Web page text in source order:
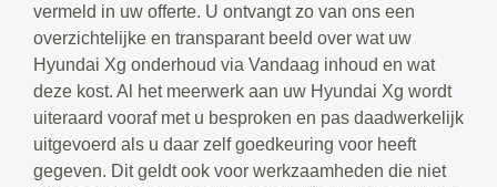
vermeld in uw offerte. U ontvangt zo van ons een
overzichtelijke en transparant beeld over wat uw
Hyundai Xg onderhoud via Vandaag inhoud en wat
deze kost. Al het meerwerk aan uw Hyundai Xg wordt
uiteraard vooraf met u besproken en pas daadwerkelijk
uitgevoerd als u daar zelf goedkeuring voor heeft
gegeven. Dit geldt ook voor werkzaamheden die niet